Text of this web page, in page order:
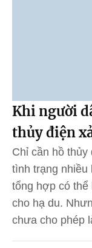
Khi người
thủy điện
Chỉ cần hồ
tình trạng nhiều
tổng hợp có thể
cho hạ du.
chưa cho phép